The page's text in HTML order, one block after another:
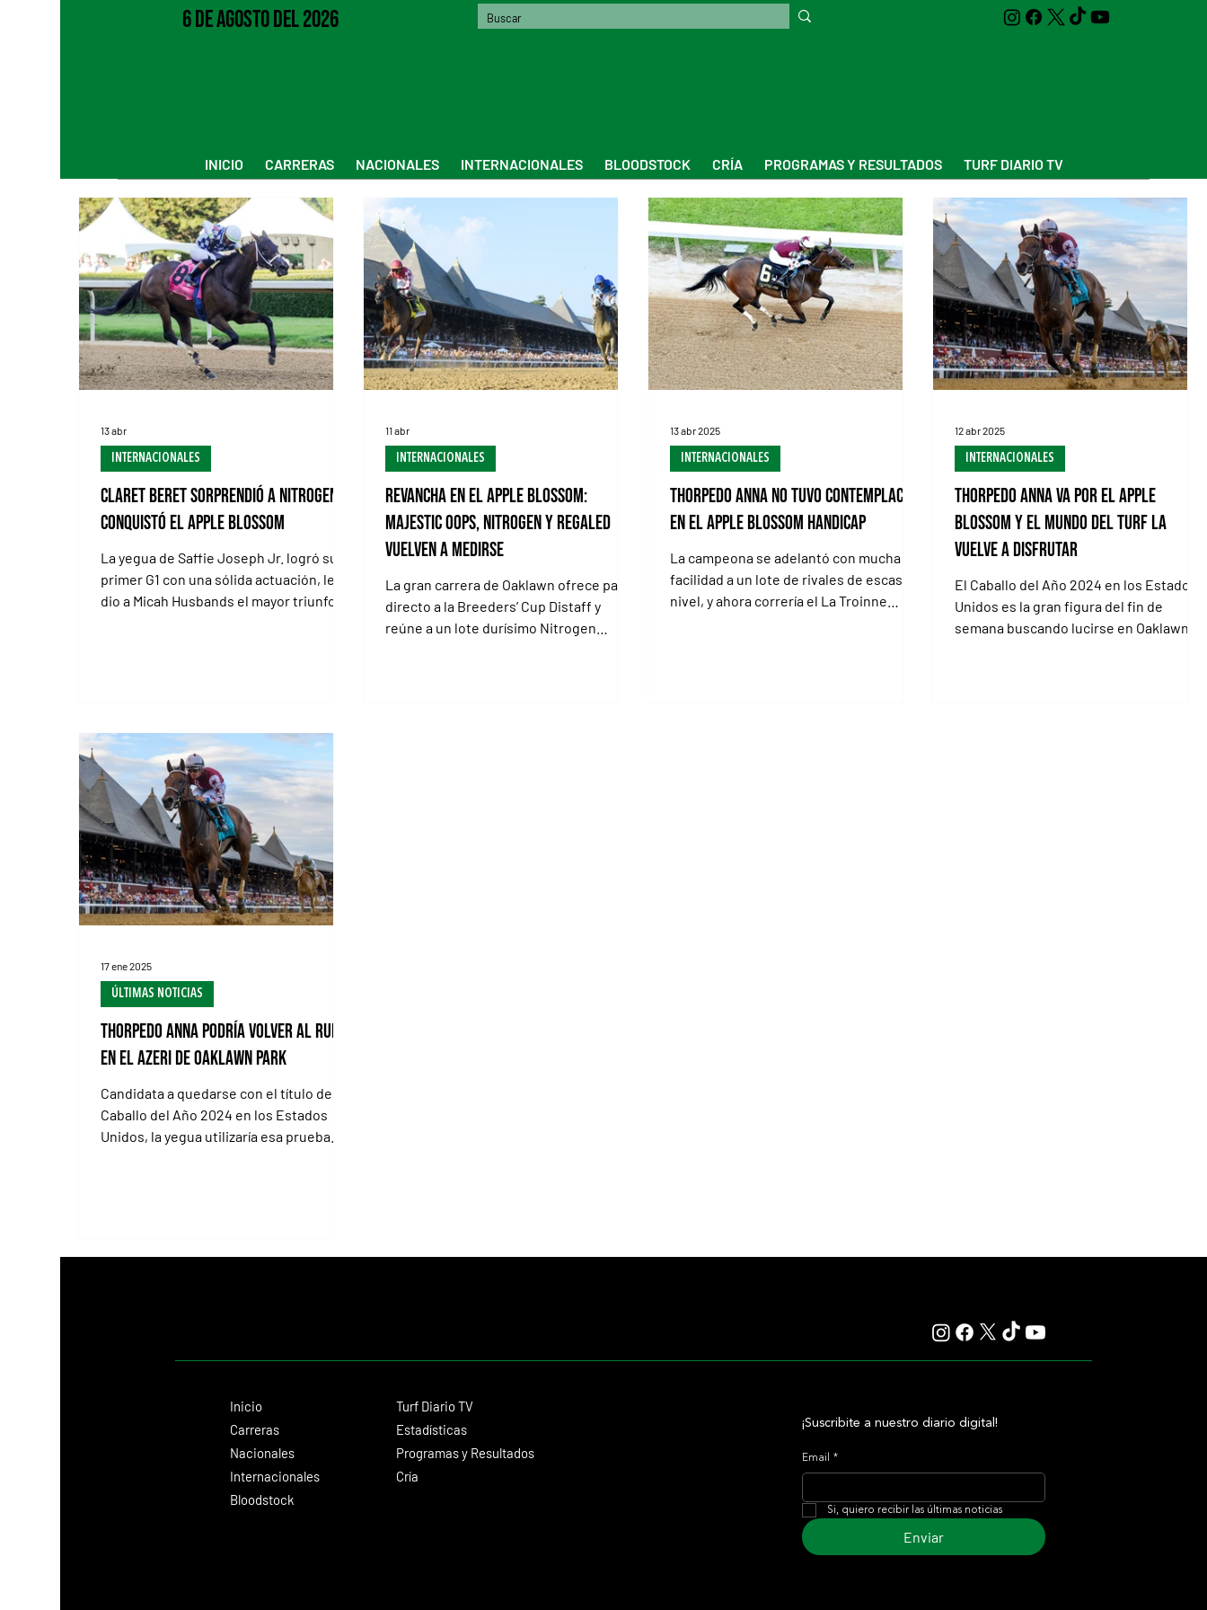
6 de Agosto del 2026
INICIO CARRERAS NACIONALES INTERNACIONALES BLOODSTOCK CRÍA PROGRAMAS Y RESULTADOS TURF DIARIO TV
Claret Beret sorprendió a Nitrogen y
conquistó el Apple Blossom
La yegua de Saffie Joseph Jr. logró su
primer G1 con una sólida actuación, le
dio a Micah Husbands el mayor triunfo de
favoritos logran imponer su lógica en las
grandes citas. Y el sábado, en Oaklawn
Park , el guion se rompió de principio a
fin con la impactante victoria de Claret
Bere
INTERNACIONALES
13 abr
Revancha en el Apple Blossom:
Majestic Oops, Nitrogen y Regaled
vuelven a medirse
La gran carrera de Oaklawn ofrece pase
directo a la Breeders’ Cup Distaff y
reúne a un lote durísimo Nitrogen
INTERNACIONALES
11 abr
Thorpedo Anna no tuvo contemplación
en el Apple Blossom Handicap
La campeona se adelantó con mucha
facilidad a un lote de rivales de escaso
nivel, y ahora correría el La Troinne
INTERNACIONALES
13 abr 2025
Thorpedo Anna va por el Apple
Blossom y el mundo del turf la
vuelve a disfrutar
El Caballo del Año 2024 en los Estados
Unidos es la gran figura del fin de
semana buscando lucirse en Oaklawn
INTERNACIONALES
12 abr 2025
Thorpedo Anna podría volver al ruedo
en el Azeri de Oaklawn Park
Candidata a quedarse con el título de
Caballo del Año 2024 en los Estados
Unidos, la yegua utilizaría esa prueba
ÚLTIMAS NOTICIAS
17 ene 2025
Inicio
Carreras
Nacionales
Internacionales
Bloodstock
Turf Diario TV
Estadísticas
Programas y Resultados
Cría
¡Suscribite a nuestro diario digital!
Email *
Si, quiero recibir las últimas noticias
Enviar